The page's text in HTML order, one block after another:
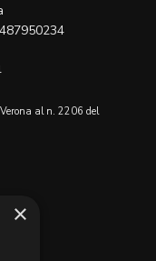
al n. 2206 del
×